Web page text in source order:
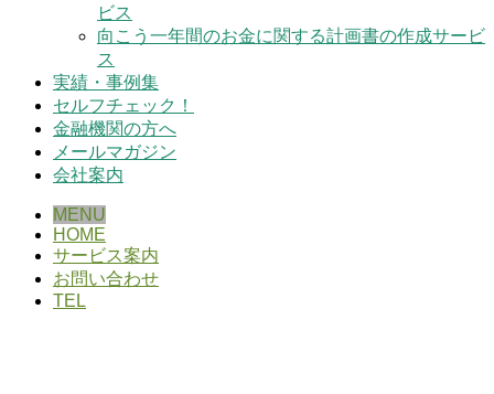
ビス
向こう一年間のお金に関する計画書の作成サービ
ス
実績・事例集
セルフチェック！
金融機関の方へ
メールマガジン
会社案内
MENU
HOME
サービス案内
お問い合わせ
TEL